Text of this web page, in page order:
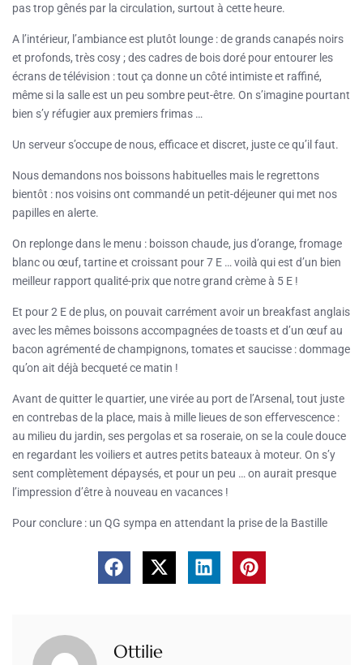
pas trop gênés par la circulation, surtout à cette heure.
A l’intérieur, l’ambiance est plutôt lounge : de grands canapés noirs
et profonds, très cosy ; des cadres de bois doré pour entourer les
écrans de télévision : tout ça donne un côté intimiste et raffiné,
même si la salle est un peu sombre peut-être. On s’imagine pourtant
bien s’y réfugier aux premiers frimas …
Un serveur s’occupe de nous, efficace et discret, juste ce qu’il faut.
Nous demandons nos boissons habituelles mais le regrettons
bientôt : nos voisins ont commandé un petit-déjeuner qui met nos
papilles en alerte.
On replonge dans le menu : boisson chaude, jus d’orange, fromage
blanc ou œuf, tartine et croissant pour 7 E … voilà qui est d’un bien
meilleur rapport qualité-prix que notre grand crème à 5 E !
Et pour 2 E de plus, on pouvait carrément avoir un breakfast anglais
avec les mêmes boissons accompagnées de toasts et d’un œuf au
bacon agrémenté de champignons, tomates et saucisse : dommage
qu’on ait déjà becqueté ce matin !
Avant de quitter le quartier, une virée au port de l’Arsenal, tout juste
en contrebas de la place, mais à mille lieues de son effervescence :
au milieu du jardin, ses pergolas et sa roseraie, on se la coule douce
en regardant les voiliers et autres petits bateaux à moteur. On s’y
sent complètement dépaysés, et pour un peu … on aurait presque
l’impression d’être à nouveau en vacances !
Pour conclure : un QG sympa en attendant la prise de la Bastille
Ottilie